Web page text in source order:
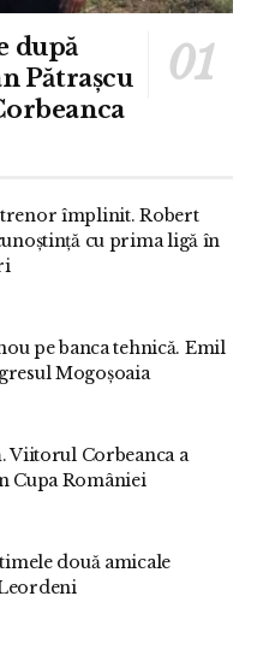
după
Pătrașcu
împlinit. Robert
cu prima ligă în
pe banca tehnică. Emil
Mogoșoaia
Viitorul Corbeanca a
Cupa României
două amicale